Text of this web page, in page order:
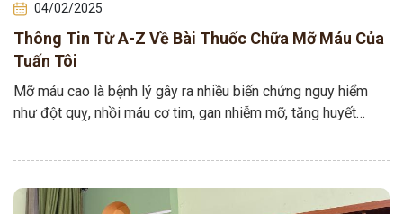
04/02/2025
Thông Tin Từ A-Z Về Bài Thuốc Chữa Mỡ Máu Của
Tuấn Tôi
Mỡ máu cao là bệnh lý gây ra nhiều biến chứng nguy hiểm
như đột quỵ, nhồi máu cơ tim, gan nhiễm mỡ, tăng huyết…